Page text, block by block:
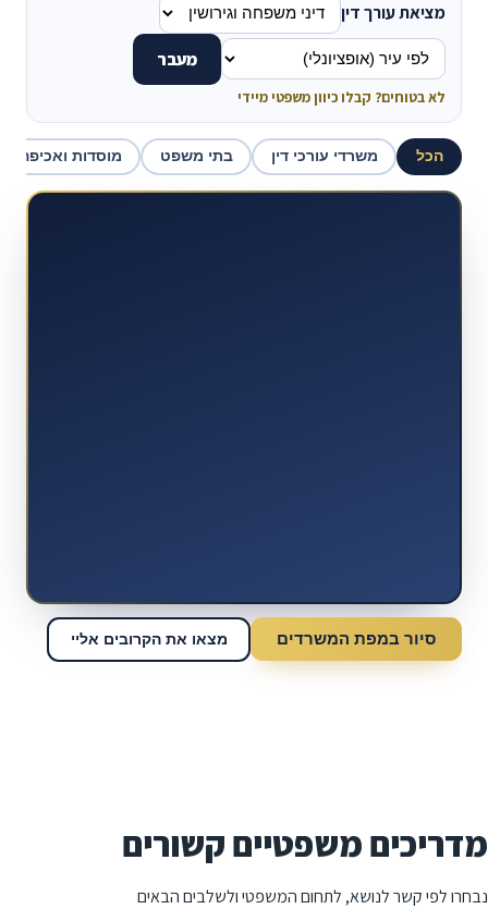
מציאת עורך דין
מעבר
לא בטוחים? קבלו כיוון משפטי מיידי
הכל משרדי עורכי דין בתי משפט מוסדות ואכיפה
סיור במפת המשרדים מצאו את הקרובים אליי
מדריכים משפטיים קשורים
נבחרו לפי קשר לנושא, לתחום המשפטי ולשלבים הבאים